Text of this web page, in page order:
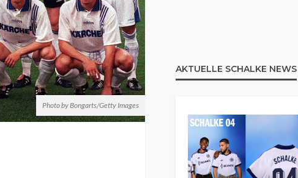
Photo by Bongarts/Getty Images
AKTUELLE SCHALKE NEWS